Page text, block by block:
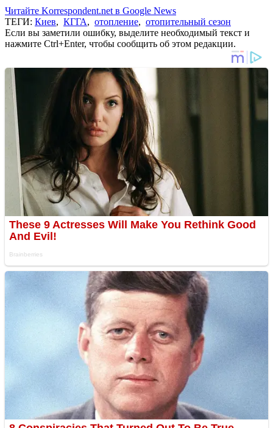
Читайте Korrespondent.net в Google News
ТЕГИ: Киев, КГГА, отопление, отопительный сезон
Если вы заметили ошибку, выделите необходимый текст и
нажмите Ctrl+Enter, чтобы сообщить об этом редакции.